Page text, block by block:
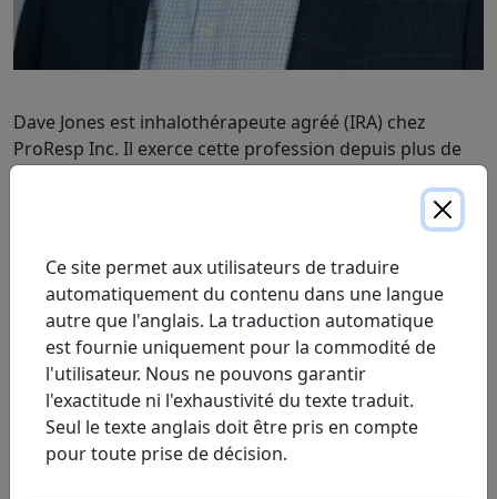
Dave Jones est inhalothérapeute agréé (IRA) chez
ProResp Inc. Il exerce cette profession depuis plus de
communautaire. Dave a occupé des postes de direction
actuellement ProResp en tant que responsable des
soins virtuels et de la pratique clinique. Il encadre et
dirige l'équipe d'inhalothérapeutes dans la gestion
innovante des maladies chroniques et les soins
respiratoires complexes.
Le travail de Dave sur la plateforme de soins virtuels de
ProResp, aTouchAway, offre une approche essentielle
pour offrir un modèle de soins hybride innovant et
Ce site permet aux utilisateurs de traduire
automatiquement du contenu dans une langue
autre que l'anglais. La traduction automatique
est fournie uniquement pour la commodité de
l'utilisateur. Nous ne pouvons garantir
l'exactitude ni l'exhaustivité du texte traduit.
Seul le texte anglais doit être pris en compte
pour toute prise de décision.